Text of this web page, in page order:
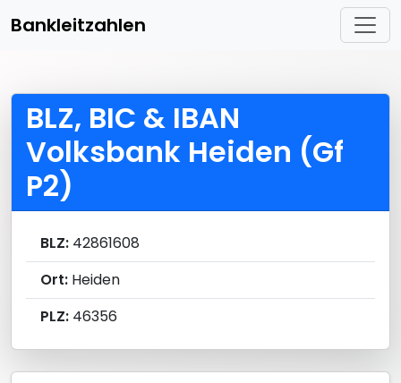
Bankleitzahlen
BLZ, BIC & IBAN
Volksbank Heiden (Gf
P2)
BLZ: 42861608
Ort: Heiden
PLZ: 46356